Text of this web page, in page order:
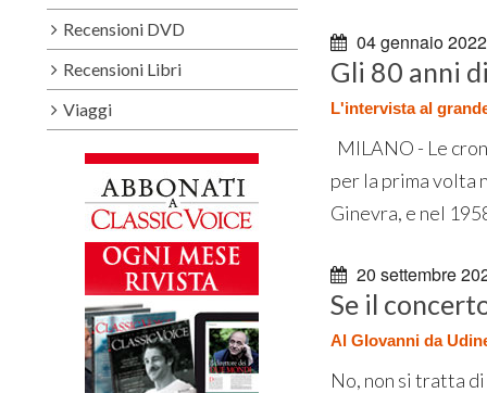
04 gennaio 2022
Gli 80 anni
L'intervista al
MILANO - Le
per la prima volta
Ginevra, e nel
20 settembre
Se il
Al GIovanni da
No, non si tratta
Recensioni DVD
Recensioni Libri
Viaggi